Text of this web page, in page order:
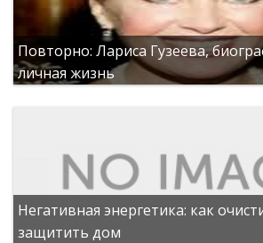
Повторно: Лариса Гузеева,
личная жизнь
Негативная энергетика: как
защитить дом